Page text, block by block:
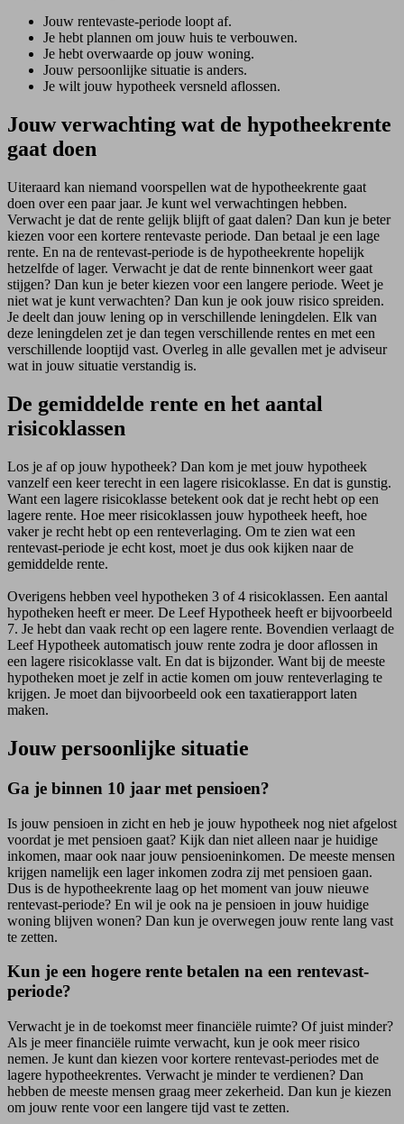
Jouw rentevaste-periode loopt af.
Je hebt plannen om jouw huis te verbouwen.
Je hebt overwaarde op jouw woning.
Jouw persoonlijke situatie is anders.
Je wilt jouw hypotheek versneld aflossen.
Jouw verwachting wat de hypotheekrente
gaat doen
Uiteraard kan niemand voorspellen wat de hypotheekrente gaat
doen over een paar jaar. Je kunt wel verwachtingen hebben.
Verwacht je dat de rente gelijk blijft of gaat dalen? Dan kun je beter
kiezen voor een kortere rentevaste periode. Dan betaal je een lage
rente. En na de rentevast-periode is de hypotheekrente hopelijk
hetzelfde of lager. Verwacht je dat de rente binnenkort weer gaat
stijgen? Dan kun je beter kiezen voor een langere periode. Weet je
niet wat je kunt verwachten? Dan kun je ook jouw risico spreiden.
Je deelt dan jouw lening op in verschillende leningdelen. Elk van
deze leningdelen zet je dan tegen verschillende rentes en met een
verschillende looptijd vast. Overleg in alle gevallen met je adviseur
wat in jouw situatie verstandig is.
De gemiddelde rente en het aantal
risicoklassen
Los je af op jouw hypotheek? Dan kom je met jouw hypotheek
vanzelf een keer terecht in een lagere risicoklasse. En dat is gunstig.
Want een lagere risicoklasse betekent ook dat je recht hebt op een
lagere rente. Hoe meer risicoklassen jouw hypotheek heeft, hoe
vaker je recht hebt op een renteverlaging. Om te zien wat een
rentevast-periode je echt kost, moet je dus ook kijken naar de
gemiddelde rente.
Overigens hebben veel hypotheken 3 of 4 risicoklassen. Een aantal
hypotheken heeft er meer. De Leef Hypotheek heeft er bijvoorbeeld
7. Je hebt dan vaak recht op een lagere rente. Bovendien verlaagt de
Leef Hypotheek automatisch jouw rente zodra je door aflossen in
een lagere risicoklasse valt. En dat is bijzonder. Want bij de meeste
hypotheken moet je zelf in actie komen om jouw renteverlaging te
krijgen. Je moet dan bijvoorbeeld ook een taxatierapport laten
maken.
Jouw persoonlijke situatie
Ga je binnen 10 jaar met pensioen?
Is jouw pensioen in zicht en heb je jouw hypotheek nog niet afgelost
voordat je met pensioen gaat? Kijk dan niet alleen naar je huidige
inkomen, maar ook naar jouw pensioeninkomen. De meeste mensen
krijgen namelijk een lager inkomen zodra zij met pensioen gaan.
Dus is de hypotheekrente laag op het moment van jouw nieuwe
rentevast-periode? En wil je ook na je pensioen in jouw huidige
woning blijven wonen? Dan kun je overwegen jouw rente lang vast
te zetten.
Kun je een hogere rente betalen na een rentevast-
periode?
Verwacht je in de toekomst meer financiële ruimte? Of juist minder?
Als je meer financiële ruimte verwacht, kun je ook meer risico
nemen. Je kunt dan kiezen voor kortere rentevast-periodes met de
lagere hypotheekrentes. Verwacht je minder te verdienen? Dan
hebben de meeste mensen graag meer zekerheid. Dan kun je kiezen
om jouw rente voor een langere tijd vast te zetten.